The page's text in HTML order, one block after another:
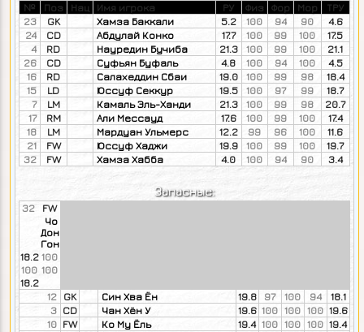
№ Поз Нац Имя игрока РУ Физ Фор Мор
ТРУ
23
GK Хамза Баккали 5.2 100 94 90
4.6
24
CD Абдулай Конко 17.7 100 99 100
17.5
4
RD Науредин Бучиба 21.3 100 99 100
21.1
26
CD Суфьян Буфаль 4.8 100 94 100
4.5
16
RD Салахеддин Сбаи 19.0 100 99 98
18.4
15
LD Юссуф Секкур 19.5 100 97 99
18.7
7
LM Камаль Эль-Ханди 21.3 100 99 98
20.7
17
RM Али Мессауд 17.6 100 99 100
17.4
18
LM Мардуан Ульмерс 12.2 99 96 100
11.6
21
FW Юссуф Хаджи 19.9 100 99 100
19.7
32
FW Хамза Хабба 4.0 100 94 90 3.4
Запасные:
32
FW
Чо
Дон
Гон
18.2 100
100 100
18.2
12 GK Син Хва Ён 19.8 97 100 94
18.1
3 CD Чан Хён У 19.6 100 100 100 19.6
10 FW Ко Му Ёль 19.4 100 100 100 19.4